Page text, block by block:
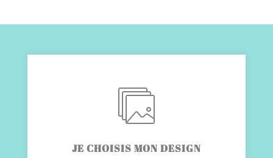
JE CHOISIS MON DESIGN